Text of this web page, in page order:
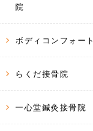
院
ボディコンフォート
らくだ接骨院
一心堂鍼灸接骨院